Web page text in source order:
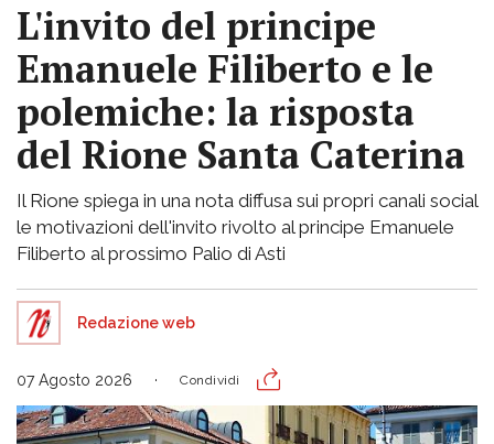
L'invito del principe
Emanuele Filiberto e le
polemiche: la risposta
del Rione Santa Caterina
Il Rione spiega in una nota diffusa sui propri canali social
le motivazioni dell'invito rivolto al principe Emanuele
Filiberto al prossimo Palio di Asti
Redazione web
07 Agosto 2026 Condividi